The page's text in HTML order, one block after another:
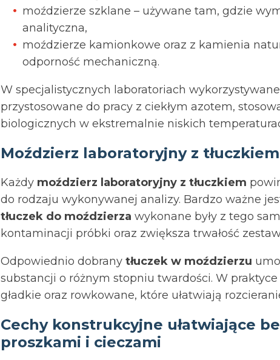
moździerze szklane – używane tam, gdzie
analityczna,
moździerze kamionkowe oraz z kamienia
odporność mechaniczną.
W specjalistycznych laboratoriach
przystosowane do pracy z ciekłym azotem,
biologicznych w ekstremalnie niskich
Moździerz laboratoryjny z tłuczkiem
Każdy moździerz laboratoryjny z tłuczkiem
do rodzaju wykonywanej analizy. Bardzo ważne
tłuczek do moździerza wykonane były z tego
kontaminacji próbki oraz zwiększa trwałość
Odpowiednio dobrany tłuczek w moździerzu
substancji o różnym stopniu twardości. W
gładkie oraz rowkowane, które ułatwiają
Cechy konstrukcyjne ułatwiające
proszkami i cieczami